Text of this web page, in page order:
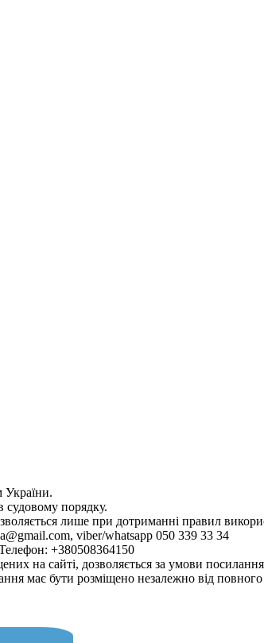
України.
судовому порядку.
лише при дотриманні правил
viber/whatsapp 050 339 33 34
+380508364150
на сайті, дозволяється за умови
має бути розміщено незалежно від повного